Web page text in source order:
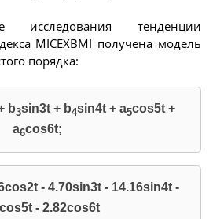
исследования тенденции
MICEXBMI получена модель
порядка:
b3sin3t + b4sin4t + a5cos5t +
a6cos6t;
- 4.70sin3t - 14.16sin4t -
- 2.82cos6t